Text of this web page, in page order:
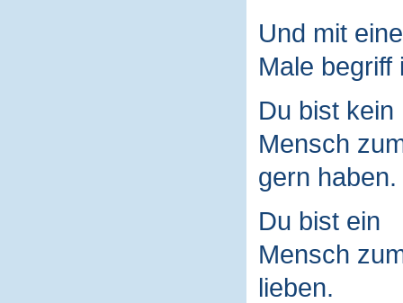
Und mit
Male begriff
Du bist kein
Mensch
gern haben.
Du bist ein
Mensch
lieben.